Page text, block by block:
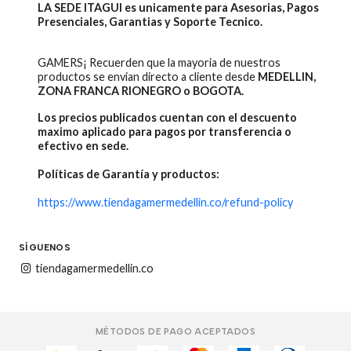
LA SEDE ITAGUI es unicamente para Asesorias, Pagos
Presenciales, Garantias y Soporte Tecnico.
GAMERS¡ Recuerden que la mayoria de nuestros
productos se envian directo a cliente desde MEDELLIN,
ZONA FRANCA RIONEGRO o BOGOTA.
Los precios publicados cuentan con el descuento
maximo aplicado para pagos por transferencia o
efectivo en sede.
Políticas de Garantía y productos:
https://www.tiendagamermedellin.co/refund-policy
SÍGUENOS
tiendagamermedellin.co
MÉTODOS DE PAGO ACEPTADOS